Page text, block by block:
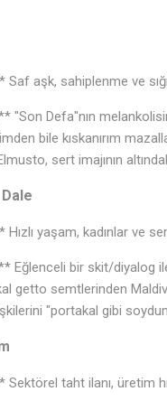
aşk, sahiplenme ve
"Son Defa"nın
bile kıskanırım
sert imajının
yaşam, kadınlar ve
Eğlenceli bir skit/diyalog
getto semtlerinden
"portakal gibi
taht ilanı, üretim